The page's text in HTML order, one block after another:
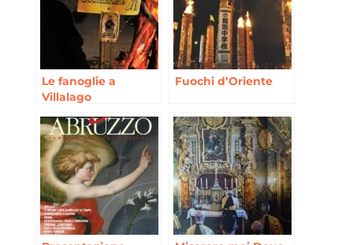
Le fanoglie a
Villalago
Fuochi d’Oriente